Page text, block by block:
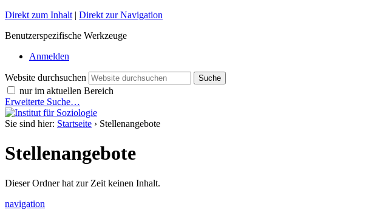
Direkt zum Inhalt | Direkt zur Navigation
Benutzerspezifische Werkzeuge
Anmelden
Website durchsuchen
nur im aktuellen Bereich
Erweiterte Suche…
Sie sind hier: Startseite › Stellenangebote
Stellenangebote
Dieser Ordner hat zur Zeit keinen Inhalt.
navigation